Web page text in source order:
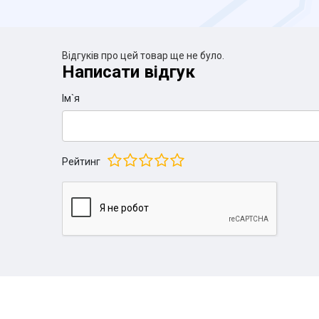
Відгуків про цей товар ще не було.
Написати відгук
Iм`я
Рейтинг